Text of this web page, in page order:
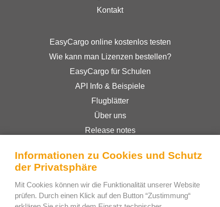
Kontakt
EasyCargo online kostenlos testen
Wie kann man Lizenzen bestellen?
EasyCargo für Schulen
API Info & Beispiele
Flugblätter
Über uns
Release notes
Geschäftsbedingungen
Informationen zu Cookies und Schutz
der Privatsphäre
Mit Cookies können wir die Funktionalität unserer Website
prüfen. Durch einen Klick auf den Button “Zustimmung“